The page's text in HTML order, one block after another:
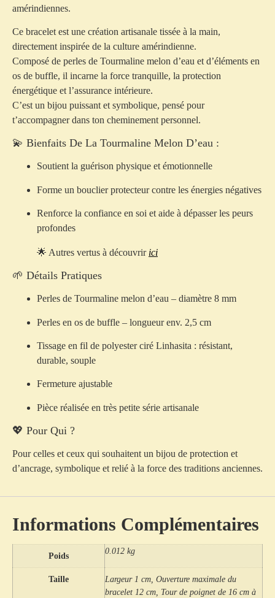
amérindiennes.
Ce bracelet est une création artisanale tissée à la main,
directement inspirée de la culture amérindienne.
Composé de perles de Tourmaline melon d’eau et d’éléments en
os de buffle, il incarne la force tranquille, la protection
énergétique et l’assurance intérieure.
C’est un bijou puissant et symbolique, pensé pour
t’accompagner dans ton cheminement personnel.
💫 Bienfaits De La Tourmaline Melon D’eau :
Soutient la guérison physique et émotionnelle
Forme un bouclier protecteur contre les énergies négatives
Renforce la confiance en soi et aide à dépasser les peurs
profondes
🌟 Autres vertus à découvrir ici
🌱 Détails Pratiques
Perles de Tourmaline melon d’eau – diamètre 8 mm
Perles en os de buffle – longueur env. 2,5 cm
Tissage en fil de polyester ciré Linhasita : résistant,
durable, souple
Fermeture ajustable
Pièce réalisée en très petite série artisanale
💖 Pour Qui ?
Pour celles et ceux qui souhaitent un bijou de protection et
d’ancrage, symbolique et relié à la force des traditions anciennes.
Informations Complémentaires
Poids 0.012 kg
Taille
Largeur 1 cm, Ouverture maximale du
bracelet 12 cm, Tour de poignet de 16 cm à